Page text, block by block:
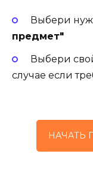
Выбери
предмет"
Выбери
случае если
НАЧАТЬ